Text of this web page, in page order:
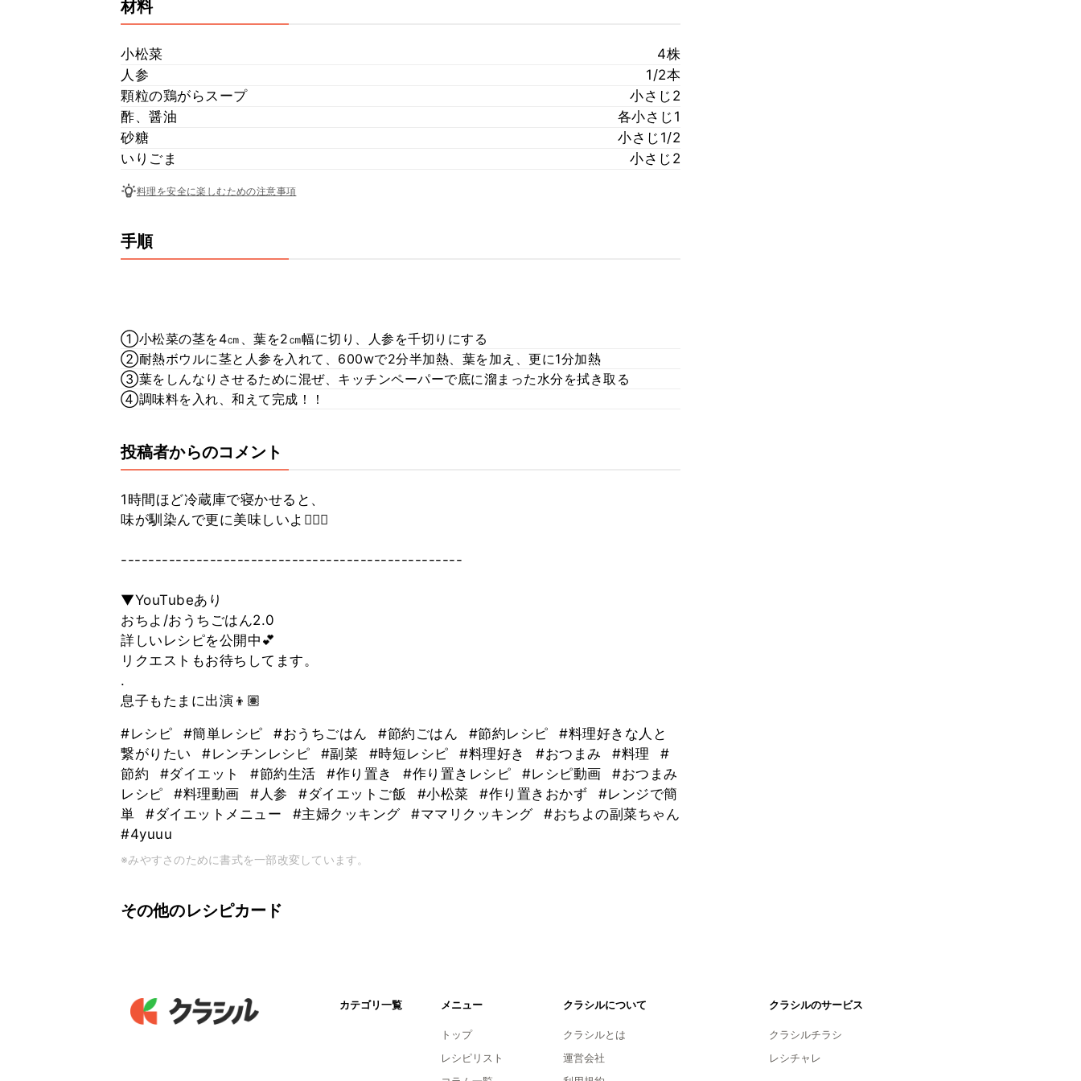
材料
小松菜
4株
人参
1/2本
顆粒の鶏がらスープ
小さじ2
酢、醤油
各小さじ1
砂糖
小さじ1/2
いりごま
小さじ2
料理を安全に楽しむための注意事項
手順
①小松菜の茎を4㎝、葉を2㎝幅に切り、人参を千切りにする
②耐熱ボウルに茎と人参を入れて、600wで2分半加熱、葉を加え、更に1分加熱
③葉をしんなりさせるために混ぜ、キッチンペーパーで底に溜まった水分を拭き取る
④調味料を入れ、和えて完成！！
投稿者からのコメント
1時間ほど冷蔵庫で寝かせると、
味が馴染んで更に美味しいよ🙆🏽‍♀️
--------------------------------------------------
▼YouTubeあり
おちよ/おうちごはん2.0
詳しいレシピを公開中💕
リクエストもお待ちしてます。
.
息子もたまに出演👦🏽
#レシピ #簡単レシピ #おうちごはん #節約ごはん #節約レシピ
#料理好きな人と
繋がりたい
#レンチンレシピ #副菜 #時短レシピ #料理好き #おつまみ #料理
#
節約
#ダイエット #節約生活 #作り置き #作り置きレシピ #レシピ動画
#おつまみ
レシピ
#料理動画 #人参 #ダイエットご飯 #小松菜 #作り置きおかず
#レンジで簡
単
#ダイエットメニュー #主婦クッキング #ママリクッキング
#おちよの副菜ちゃん
#4yuuu
※みやすさのために書式を一部改変しています。
その他のレシピカード
カテゴリ一覧 メニュー
トップ
レシピリスト
クラシルについて
クラシルとは
運営会社
クラシルのサービス
クラシルチラシ
レシチャレ